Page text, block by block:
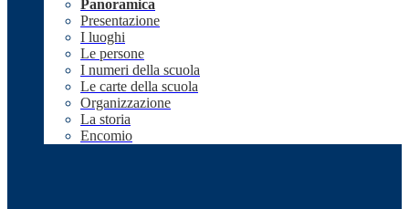
Panoramica
Presentazione
I luoghi
Le persone
I numeri della scuola
Le carte della scuola
Organizzazione
La storia
Encomio